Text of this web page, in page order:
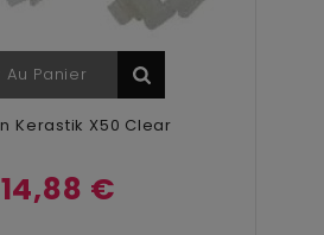
Panier
Kerastik X50 Clear
14,88 €